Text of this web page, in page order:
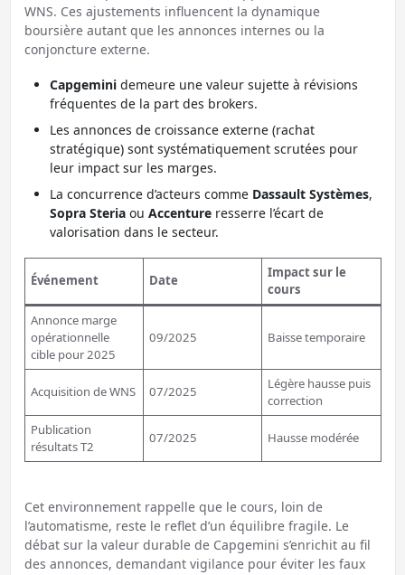
WNS. Ces ajustements influencent la dynamique
boursière autant que les annonces internes ou la
conjoncture externe.
Capgeminidemeure une valeur sujette à révisions
fréquentes de la part des brokers.
Les annonces de croissance externe (rachat
stratégique) sont systématiquement scrutées pour
leur impact sur les marges.
La concurrence d’acteurs comme Dassault Systèmes,
Sopra Steriaou Accentureresserre l’écart de
valorisation dans le secteur.
Événement Date
Impact sur le
cours
Annonce marge
opérationnelle
cible pour 2025
09/2025 Baisse temporaire
Acquisition de WNS 07/2025
Légère hausse puis
correction
Publication
résultats T2
07/2025 Hausse modérée
Cet environnement rappelle que le cours, loin de
l’automatisme, reste le reflet d’un équilibre fragile. Le
débat sur la valeur durable de Capgemini s’enrichit au fil
des annonces, demandant vigilance pour éviter les faux